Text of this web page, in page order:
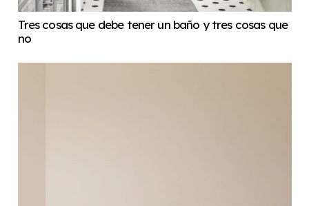
Tres cosas que debe tener un baño y tres cosas que
no